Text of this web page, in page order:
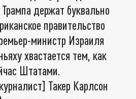
держат буквально
правительство
министр Израиля
хвастается тем, как
Штатами.
Такер Карлсон